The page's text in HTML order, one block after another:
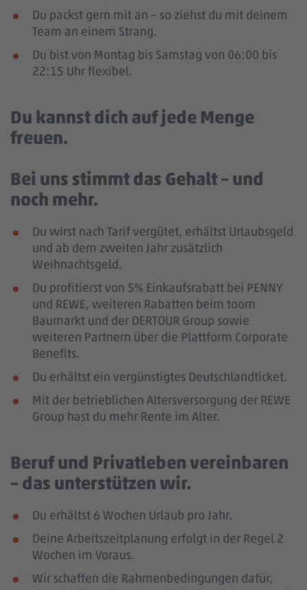
Du packst gern mit an – so ziehst du mit deinem
Team an einem Strang.
Du bist von Montag bis Samstag von 06:00 bis
22:15 Uhr flexibel.
Du kannst dich auf jede Menge
freuen.
Bei uns stimmt das Gehalt – und
noch mehr.
Du wirst nach Tarif vergütet, erhältst Urlaubsgeld
und ab dem zweiten Jahr zusätzlich
Weihnachtsgeld.
Du profitierst von 5% Einkaufsrabatt bei PENNY
und REWE, weiteren Rabatten beim toom
Baumarkt und der DERTOUR Group sowie
weiteren Partnern über die Plattform Corporate
Benefits.
Du erhältst ein vergünstigtes Deutschlandticket.
Mit der betrieblichen Altersversorgung der REWE
Group hast du mehr Rente im Alter.
Beruf und Privatleben vereinbaren
– das unterstützen wir.
Du erhältst 6 Wochen Urlaub pro Jahr.
Deine Arbeitszeitplanung erfolgt in der Regel 2
Wochen im Voraus.
Wir schaffen die Rahmenbedingungen dafür,